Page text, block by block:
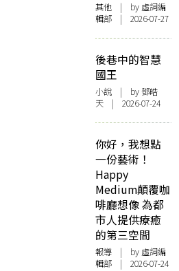
其他 | by 虛詞編
輯部 | 2026-07-27
後巷中的智慧
國王
小說 | by 鄧皓
天 | 2026-07-24
你好，我想點
一份藝術！
Happy
Medium顛覆咖
啡廳想像 為都
市人提供療癒
的第三空間
報導 | by 虛詞編
輯部 | 2026-07-24